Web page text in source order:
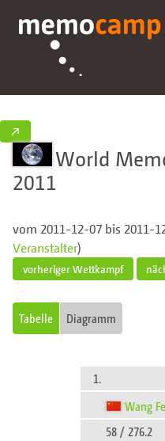
↗
World
2011
vom 2011-12-07 bis 2011-
Veranstalter)
vorheriger Wettkampf
Tabelle Diagramm
1.
Wang
58 / 276.2